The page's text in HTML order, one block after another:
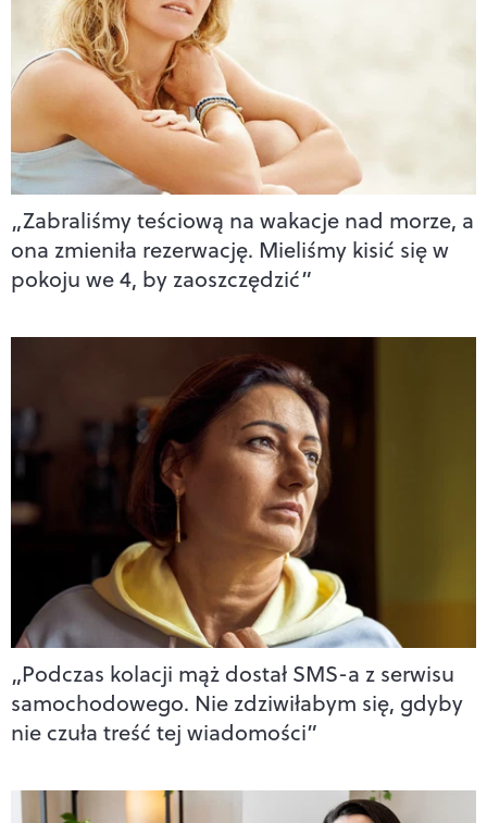
„Zabraliśmy teściową na wakacje nad morze, a
ona zmieniła rezerwację. Mieliśmy kisić się w
pokoju we 4, by zaoszczędzić”
„Podczas kolacji mąż dostał SMS-a z serwisu
samochodowego. Nie zdziwiłabym się, gdyby
nie czuła treść tej wiadomości”